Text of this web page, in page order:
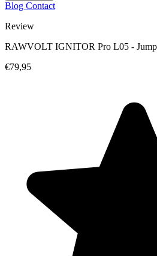
Blog Contact
Review
RAWVOLT IGNITOR Pro L05 -
€79,95